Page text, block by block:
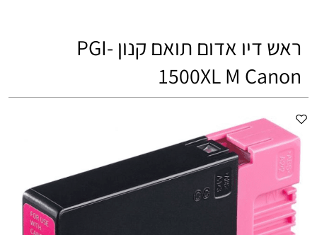
ראש דיו אדום תואם קנון PGI-
1500XL M Canon